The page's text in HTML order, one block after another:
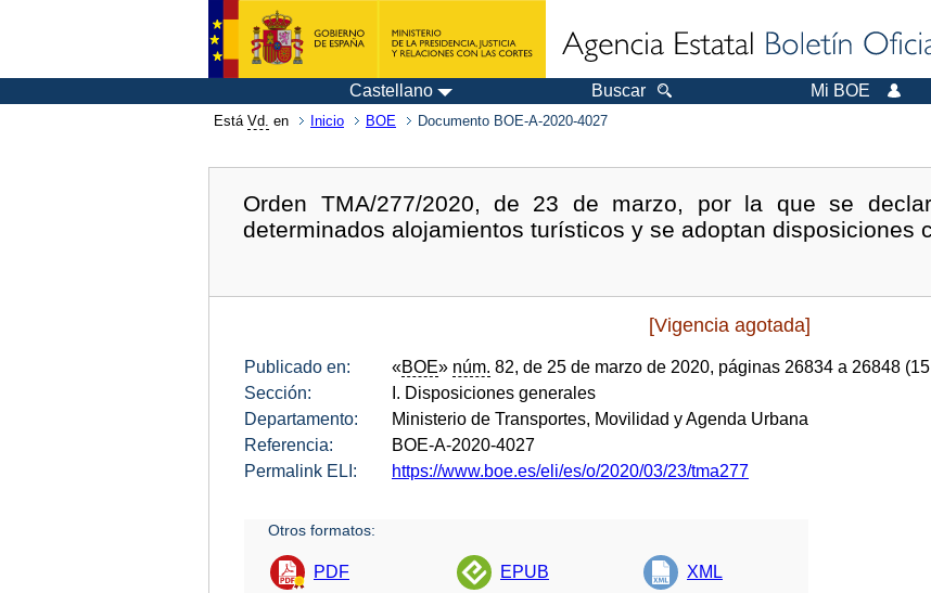
Castellano Buscar Mi BOE
Está Vd. en Inicio BOE Documento BOE-A-2020-4027
Orden TMA/277/2020, de 23 de marzo, por la que se
determinados alojamientos turísticos y se adoptan disposiciones
[Vigencia agotada]
Publicado en: «BOE» núm. 82, de 25 de marzo de 2020, páginas 26834 a 26848 (15
Sección:
I. Disposiciones generales
Departamento:
Ministerio de Transportes, Movilidad y Agenda Urbana
Referencia:
BOE-A-2020-4027
Permalink ELI:
https://www.boe.es/eli/es/o/2020/03/23/tma277
Otros formatos:
PDF EPUB XML